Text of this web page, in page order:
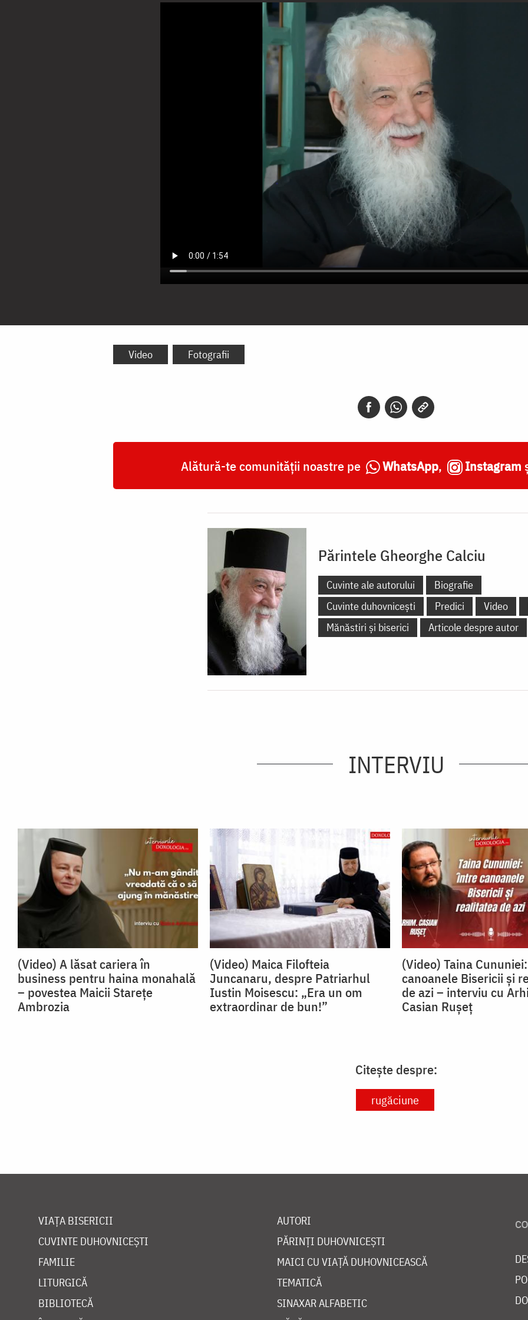
Video Fotografii
Alătură-te comunității noastre pe WhatsApp, Instagram
Părintele Gheorghe Calciu
Cuvinte ale autorului
Biografie
Cuvinte duhovnicești
Predici Video
Mănăstiri și biserici
Articole despre autor
INTERVIU
(Video) A lăsat cariera în
business pentru haina monahală
– povestea Maicii Starețe
Ambrozia
(Video) Maica Filofteia
Juncanaru, despre Patriarhul
Iustin Moisescu: „Era un om
extraordinar de bun!”
(Video) Taina
canoanele Bisericii și
de azi – interviu cu
Casian Rușeț
Citește despre:
rugăciune
VIAȚA BISERICII
CUVINTE DUHOVNICEȘTI
FAMILIE
LITURGICĂ
BIBLIOTECĂ
AUTORI
PĂRINȚI DUHOVNICEȘTI
MAICI CU VIAȚĂ DUHOVNICEASCĂ
TEMATICĂ
SINAXAR ALFABETIC